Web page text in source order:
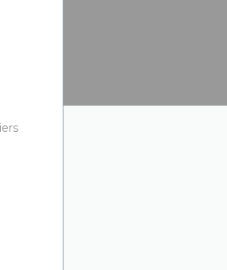
в новом окне))